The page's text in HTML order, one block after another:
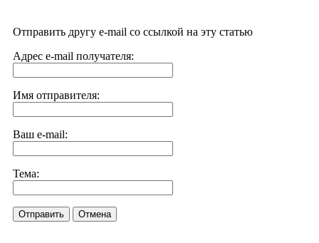
Отправить другу e-mail со ссылкой на эту статью
Адрес e-mail получателя:
Имя отправителя:
Ваш e-mail:
Тема:
Отправить Отмена